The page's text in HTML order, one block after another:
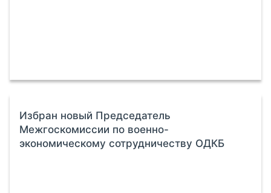
Избран новый Председатель
Межгоскомиссии по военно-
экономическому сотрудничеству ОДКБ